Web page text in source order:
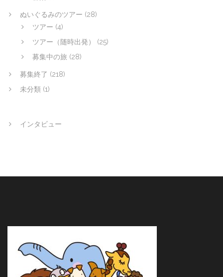
ぬいぐるみのツアー (28)
ツアー (4)
ツアー（随時出発）
(25)
募集中の旅 (28)
募集終了 (218)
未分類 (1)
インタビュー